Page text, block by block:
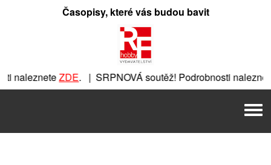
Časopisy, které vás budou bavit
nalezneteZDE. | SRPNOVÁ soutěž! Podrobnosti
. |